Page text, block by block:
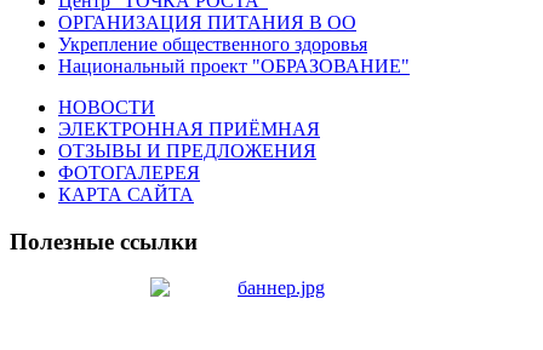
ОРГАНИЗАЦИЯ ПИТАНИЯ В ОО
Укрепление общественного здоровья
Национальный проект "ОБРАЗОВАНИЕ"
НОВОСТИ
ЭЛЕКТРОННАЯ ПРИЁМНАЯ
ОТЗЫВЫ И ПРЕДЛОЖЕНИЯ
ФОТОГАЛЕРЕЯ
КАРТА САЙТА
Полезные ссылки